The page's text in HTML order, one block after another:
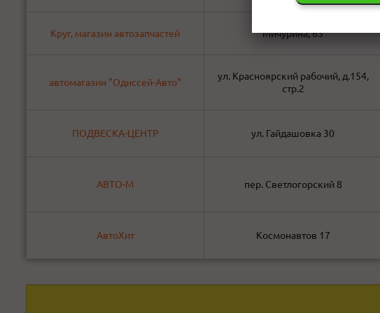
Круг, магазин автозапчастей Мичурина, 63
автомагазин "Одиссей-Авто"
ул. Красноярский рабочий, д.154,
стр.2
ПОДВЕСКА-ЦЕНТР ул. Гайдашовка 30
АВТО-М пер. Светлогорский 8
АвтоХит Космонавтов 17